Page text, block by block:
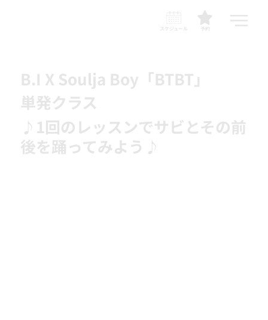
予約
スケジュール
B.I X Soulja Boy「BTBT」
単発クラス
♪1回のレッスンでサビとその前
後を踊ってみよう♪